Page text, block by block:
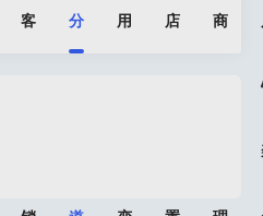
客 分 用 店 商